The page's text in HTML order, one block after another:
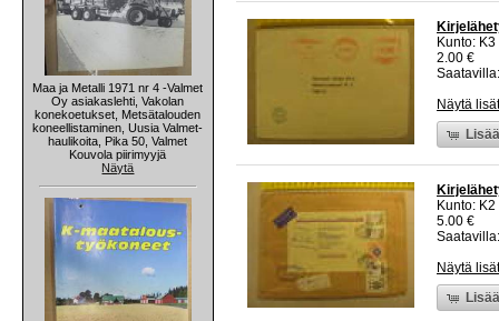
Maa ja Metalli 1971 nr 4 -Valmet
Oy asiakaslehti, Vakolan
konekoetukset, Metsätalouden
koneellistaminen, Uusia Valmet-
haulikoita, Pika 50, Valmet
Kouvola piirimyyjä
Näytä
Kunto:
2.00 €
Näytä
Kunto:
5.00 €
Näytä